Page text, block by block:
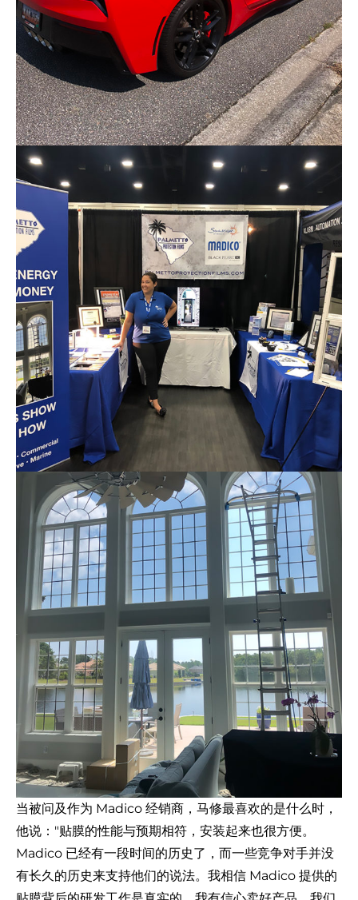
当被问及作为 Madico 经销商，马修最喜欢的是什么时，
他说："贴膜的性能与预期相符，安装起来也很方便。
Madico 已经有一段时间的历史了，而一些竞争对手并没
有长久的历史来支持他们的说法。我相信 Madico 提供的